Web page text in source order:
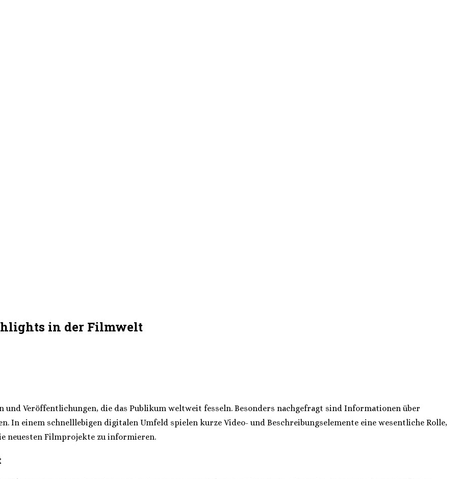
in der Filmwelt
Veröffentlichungen, die das Publikum weltweit fesseln. Besonders nachgefragt sind Informationen über
In einem schnelllebigen digitalen Umfeld spielen kurze Video- und Beschreibungselemente eine wesentliche Rolle,
neuesten Filmprojekte zu informieren.